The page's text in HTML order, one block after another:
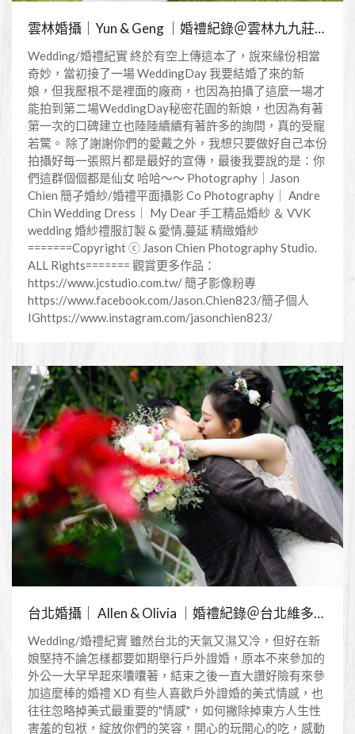
雲林婚攝｜Yun & Geng ｜婚禮紀錄＠雲林九九莊園戶外證婚
Wedding/婚禮紀實 終於有空上傳這本了，說來緣份相當
奇妙，當初接了一場 WeddingDay 我要結婚了來的新
娘，但我壓根不是裡面的廠商，也因為拍攝了這麼一場才
能拍到第二場WeddingDay秘密花園的新娘，也因為有著
第一次的口碑建立也陸陸續續有著許多的詢問，真的受寵
若驚。 除了謝謝你們的愛戴之外，我想只要做好自己本份
拍攝好每一張照片都是最好的宣傳，最後我要說的是：你
們這群個個都是仙女 哈哈～～ Photography｜Jason
Chien 簡孑婚紗/婚禮平面攝影 Co Photography｜ Andre
Chin Wedding Dress｜ My Dear 手工精品婚紗 ＆ VVK
wedding 婚紗禮服訂製 & 愛情,蔓延 精緻婚紗
=======Copyright ⓒ Jason Chien Photography Studio.
ALL Rights======= 觀賞更多作品：
https://www.jcstudio.com.tw/ 簡孑影像粉專
https://www.facebook.com/Jason.Chien823/簡孑個人
IGhttps://www.instagram.com/jasonchien823/
台北婚攝｜ Allen & Olivia ｜婚禮紀錄＠台北維多利亞酒店
Wedding/婚禮紀實 雖然台北的天氣又濕又冷，但好在新
娘堅持不論怎樣都要如期舉行戶外證婚，原本不來參加的
外公一大早早起來囔囔著，結束之後一直大讚好險有來參
加這麼棒的婚禮 XD 有些人喜歡戶外證婚的美式情感，也
往往忽略掉美式最重要的"情感"，如何撇除掉東方人生性
害羞的包袱，綻放你們的笑容，開心的玩開心的吃，感動